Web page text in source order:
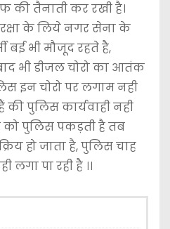
तैनाती कर रखी है।
के लिये नगर सेना के
बई भी मौजूद रहते है,
बाद भी डीजल चोरो का आतंक
इन चोरो पर लगाम नही
की पुलिस कार्यवाही नही
को पुलिस पकड़ती है तब
हो जाता है, पुलिस चाह
लगा पा रही है ।।